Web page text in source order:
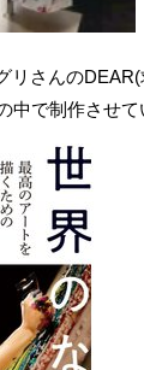
リさんの
中で制作させ